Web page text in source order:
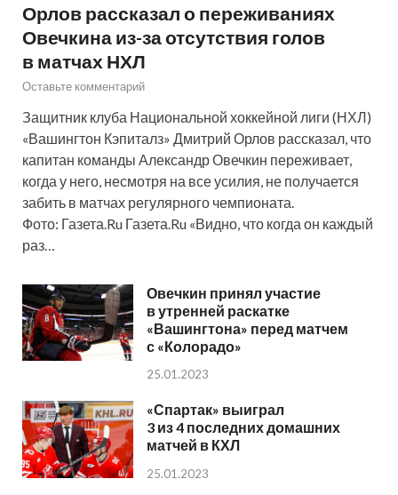
Орлов рассказал о переживаниях
Овечкина из-за отсутствия голов
в матчах НХЛ
Оставьте комментарий
Защитник клуба Национальной хоккейной лиги (НХЛ)
«Вашингтон Кэпиталз» Дмитрий Орлов рассказал, что
капитан команды Александр Овечкин переживает,
когда у него, несмотря на все усилия, не получается
забить в матчах регулярного чемпионата.
Фото: Газета.Ru Газета.Ru «Видно, что когда он каждый
раз…
Овечкин принял участие
в утренней раскатке
«Вашингтона» перед матчем
с «Колорадо»
25.01.2023
«Спартак» выиграл
3 из 4 последних домашних
матчей в КХЛ
25.01.2023